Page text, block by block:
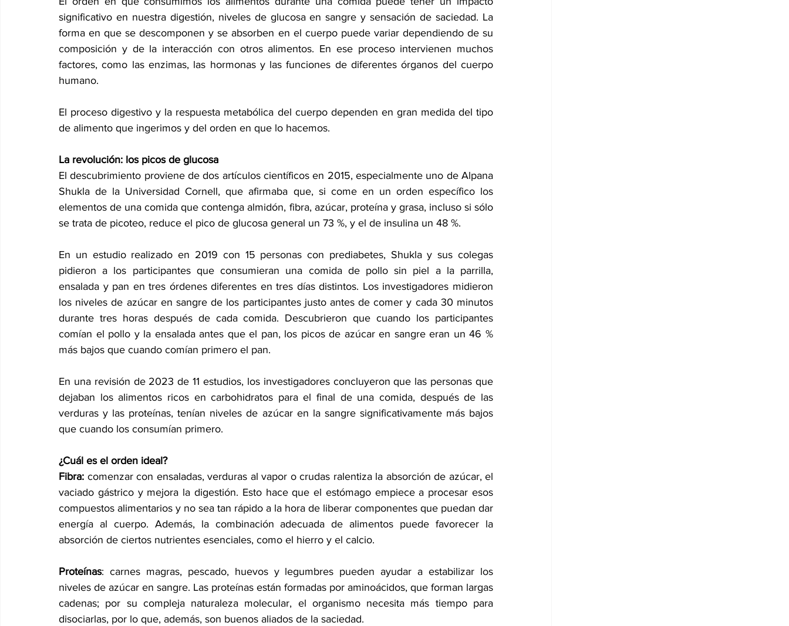
significativo en nuestra digestión, niveles de glucosa en sangre y sensación de saciedad. La
forma en que se descomponen y se absorben en el cuerpo puede variar dependiendo de su
composición y de la interacción con otros alimentos. En ese proceso intervienen muchos
factores, como las enzimas, las hormonas y las funciones de diferentes órganos del cuerpo
humano.
El proceso digestivo y la respuesta metabólica del cuerpo dependen en gran medida del tipo
de alimento que ingerimos y del orden en que lo hacemos.
La revolución: los picos de glucosa
El descubrimiento proviene de dos artículos científicos en 2015, especialmente uno de Alpana
Shukla de la Universidad Cornell, que afirmaba que, si come en un orden específico los
elementos de una comida que contenga almidón, fibra, azúcar, proteína y grasa, incluso si sólo
se trata de picoteo, reduce el pico de glucosa general un 73 %, y el de insulina un 48 %.
En un estudio realizado en 2019 con 15 personas con prediabetes, Shukla y sus colegas
pidieron a los participantes que consumieran una comida de pollo sin piel a la parrilla,
ensalada y pan en tres órdenes diferentes en tres días distintos. Los investigadores midieron
los niveles de azúcar en sangre de los participantes justo antes de comer y cada 30 minutos
durante tres horas después de cada comida. Descubrieron que cuando los participantes
comían el pollo y la ensalada antes que el pan, los picos de azúcar en sangre eran un 46 %
más bajos que cuando comían primero el pan.
En una revisión de 2023 de 11 estudios, los investigadores concluyeron que las personas que
dejaban los alimentos ricos en carbohidratos para el final de una comida, después de las
verduras y las proteínas, tenían niveles de azúcar en la sangre significativamente más bajos
que cuando los consumían primero.
¿Cuál es el orden ideal?
Fibra: comenzar con ensaladas, verduras al vapor o crudas ralentiza la absorción de azúcar, el
vaciado gástrico y mejora la digestión. Esto hace que el estómago empiece a procesar esos
compuestos alimentarios y no sea tan rápido a la hora de liberar componentes que puedan dar
energía al cuerpo. Además, la combinación adecuada de alimentos puede favorecer la
absorción de ciertos nutrientes esenciales, como el hierro y el calcio.
Proteínas: carnes magras, pescado, huevos y legumbres pueden ayudar a estabilizar los
niveles de azúcar en sangre. Las proteínas están formadas por aminoácidos, que forman largas
cadenas; por su compleja naturaleza molecular, el organismo necesita más tiempo para
disociarlas, por lo que, además, son buenos aliados de la saciedad.